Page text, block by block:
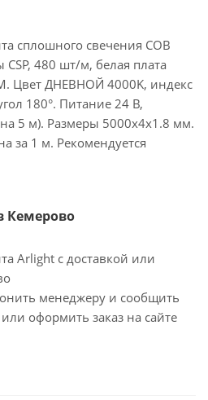
сплошного свечения COB
480 шт/м, белая плата
Цвет ДНЕВНОЙ 4000K, индекс
180°. Питание 24 В,
5 м). Размеры 5000х4х1.8 мм.
за 1 м. Рекомендуется
Кемерово
Arlight с доставкой или
менеджеру и сообщить
или оформить заказ на сайте